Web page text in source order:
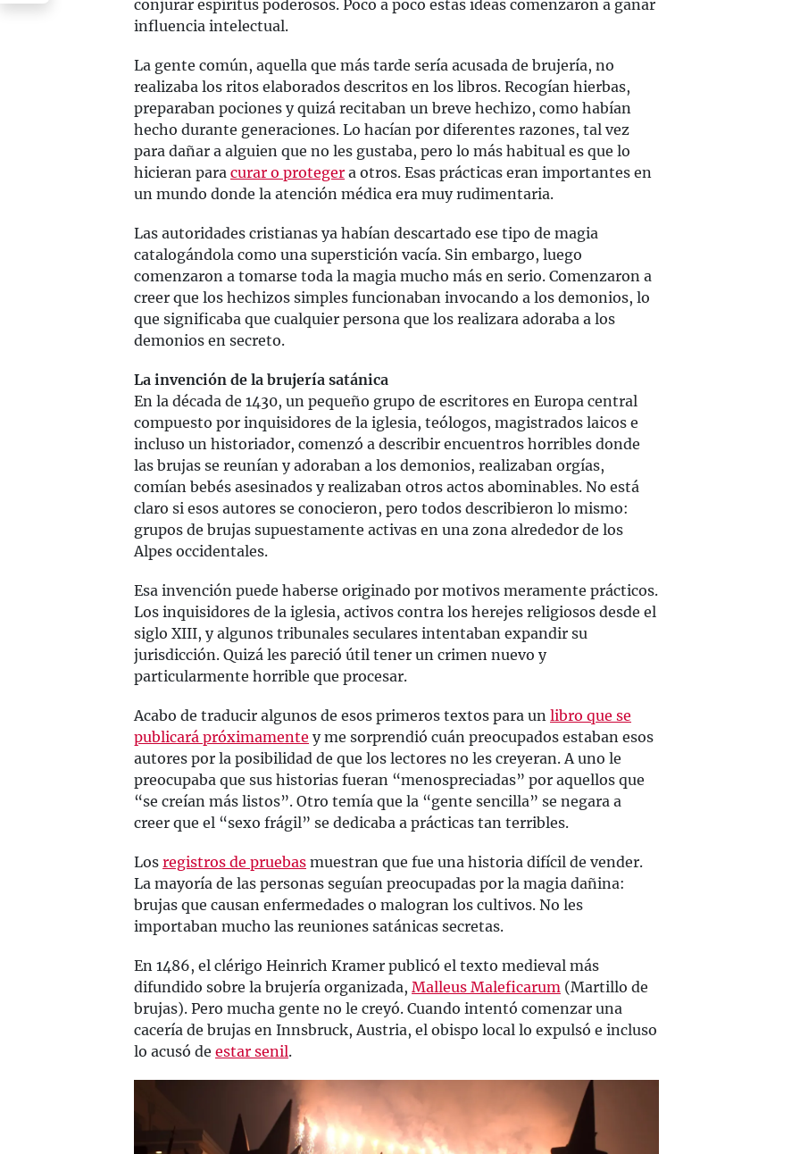
conjurar espíritus poderosos. Poco a poco estas ideas comenzaron a ganar
influencia intelectual.
La gente común, aquella que más tarde sería acusada de brujería, no
realizaba los ritos elaborados descritos en los libros. Recogían hierbas,
preparaban pociones y quizá recitaban un breve hechizo, como habían
hecho durante generaciones. Lo hacían por diferentes razones, tal vez
para dañar a alguien que no les gustaba, pero lo más habitual es que lo
hicieran para curar o proteger a otros. Esas prácticas eran importantes en
un mundo donde la atención médica era muy rudimentaria.
Las autoridades cristianas ya habían descartado ese tipo de magia
catalogándola como una superstición vacía. Sin embargo, luego
comenzaron a tomarse toda la magia mucho más en serio. Comenzaron a
creer que los hechizos simples funcionaban invocando a los demonios, lo
que significaba que cualquier persona que los realizara adoraba a los
demonios en secreto.
La invención de la brujería satánica
En la década de 1430, un pequeño grupo de escritores en Europa central
compuesto por inquisidores de la iglesia, teólogos, magistrados laicos e
incluso un historiador, comenzó a describir encuentros horribles donde
las brujas se reunían y adoraban a los demonios, realizaban orgías,
comían bebés asesinados y realizaban otros actos abominables. No está
claro si esos autores se conocieron, pero todos describieron lo mismo:
grupos de brujas supuestamente activas en una zona alrededor de los
Alpes occidentales.
Esa invención puede haberse originado por motivos meramente prácticos.
Los inquisidores de la iglesia, activos contra los herejes religiosos desde el
siglo XIII, y algunos tribunales seculares intentaban expandir su
jurisdicción. Quizá les pareció útil tener un crimen nuevo y
particularmente horrible que procesar.
Acabo de traducir algunos de esos primeros textos para un libro que se
publicará próximamente y me sorprendió cuán preocupados estaban esos
autores por la posibilidad de que los lectores no les creyeran. A uno le
preocupaba que sus historias fueran “menospreciadas” por aquellos que
“se creían más listos”. Otro temía que la “gente sencilla” se negara a
creer que el “sexo frágil” se dedicaba a prácticas tan terribles.
Los registros de pruebas muestran que fue una historia difícil de vender.
La mayoría de las personas seguían preocupadas por la magia dañina:
brujas que causan enfermedades o malogran los cultivos. No les
importaban mucho las reuniones satánicas secretas.
En 1486, el clérigo Heinrich Kramer publicó el texto medieval más
difundido sobre la brujería organizada, Malleus Maleficarum (Martillo de
brujas). Pero mucha gente no le creyó. Cuando intentó comenzar una
cacería de brujas en Innsbruck, Austria, el obispo local lo expulsó e incluso
lo acusó de estar senil.